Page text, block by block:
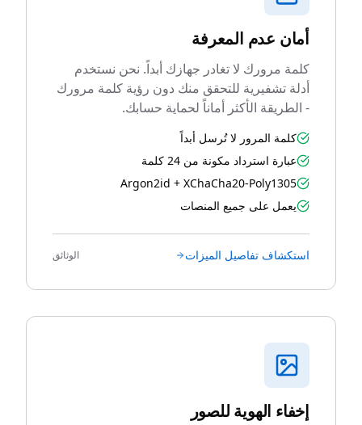
أمان عدم المعرفة
كلمة مرورك لا تغادر جهازك أبداً. نحن نستخدم
أدلة تشفيرية للتحقق منك دون رؤية كلمة مرورك
- الطريقة الأكثر أماناً لحماية حسابك.
كلمة المرور لا تُرسل أبداً
عبارة استرداد مكونة من 24 كلمة
Argon2id + XChaCha20-Poly1305
يعمل على جميع المنصات
استكشاف تفاصيل الميزات الوثائق
إخفاء الهوية للصور